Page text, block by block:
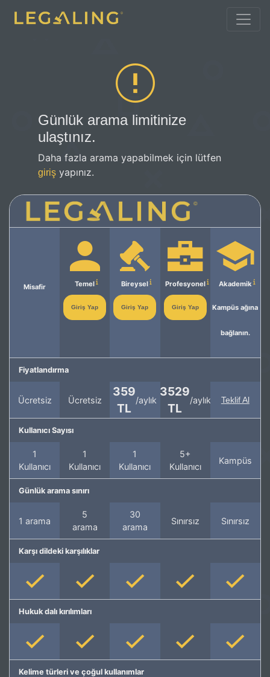
Günlük arama limitinize
ulaştınız.
Daha fazla arama yapabilmek için lütfen
giriş yapınız.
Misafir Temel
Giriş Yap
Bireysel
Giriş Yap
Profesyonel
Giriş Yap
Akademik
Kampüs ağına
bağlanın.
Fiyatlandırma
Ücretsiz Ücretsiz
359
TL
/aylık
3529
TL
/aylık Teklif Al
Kullanıcı Sayısı
1
Kullanıcı
1
Kullanıcı
1
Kullanıcı
5+
Kullanıcı
Kampüs
Günlük arama sınırı
1 arama
5
arama
30
arama
Sınırsız Sınırsız
Karşı dildeki karşılıklar
Hukuk dalı kırılımları
Kelime türleri ve çoğul kullanımlar